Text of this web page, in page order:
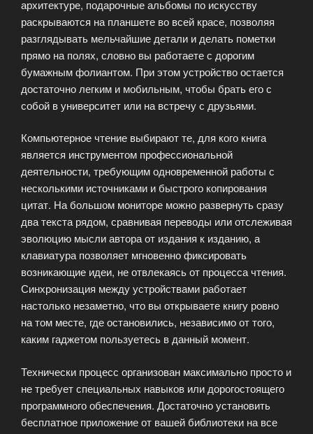
архитектуре, подарочные альбомы по искусству
раскрываются на планшете во всей красе, позволяя
разглядывать мельчайшие детали и делать пометки
прямо на полях, словно вы работаете с дорогим
бумажным фолиантом. При этом устройство остается
достаточно легким и мобильным, чтобы брать его с
собой в университет или на встречу с друзьями.
Компьютерное чтение выбирают те, для кого книга
является инструментом профессиональной
деятельности, требующим одновременной работы с
несколькими источниками и быстрого копирования
цитат. На большом мониторе можно развернуть сразу
два текста рядом, сравнивая переводы или отслеживая
эволюцию мысли автора от издания к изданию, а
клавиатура позволяет мгновенно фиксировать
возникающие идеи, не отвлекаясь от процесса чтения.
Синхронизация между устройствами работает
настолько незаметно, что вы открываете книгу ровно
на том месте, где остановились, независимо от того,
каким гаджетом пользуетесь в данный момент.
Технически процесс организован максимально просто и
не требует специальных навыков или дорогостоящего
программного обеспечения. Достаточно установить
бесплатное приложение от вашей библиотеки на все